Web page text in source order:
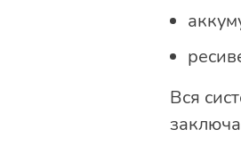
Вся